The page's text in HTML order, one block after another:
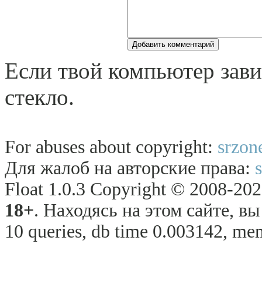
Если твой компьютеp
стекло.
For abuses about copyright:
Для жалоб на авторские права:
Float 1.0.3 Copyright © 2008-
18+. Находясь на этом сайте,
10 queries, db time 0.003142,